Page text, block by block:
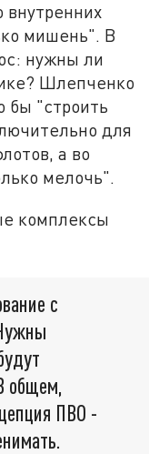
внутренних
мишень". В
нужны ли
Шлепченко
бы "строить
для
а во
мелочь".
комплексы
с
общем,
ПВО -